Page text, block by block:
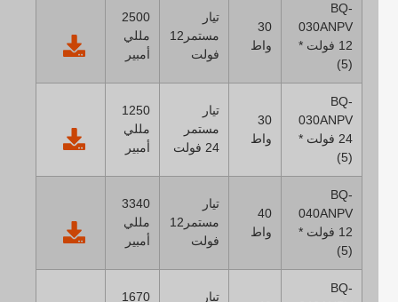
BQ-
030ANPV
12 فولت *
مستمر12
فولت
2500
مللي
أمبير
BQ-
030ANPV
24 فولت *
مستمر
1250
مللي
أمبير
BQ-
040ANPV
12 فولت *
مستمر12
فولت
3340
مللي
أمبير
BQ-
1670